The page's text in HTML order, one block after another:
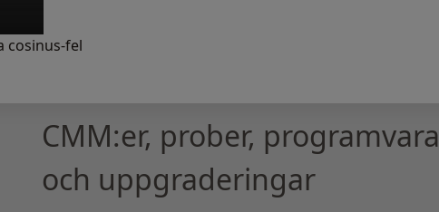
cosinus-fel
CMM:er, prober, programvara
och uppgraderingar